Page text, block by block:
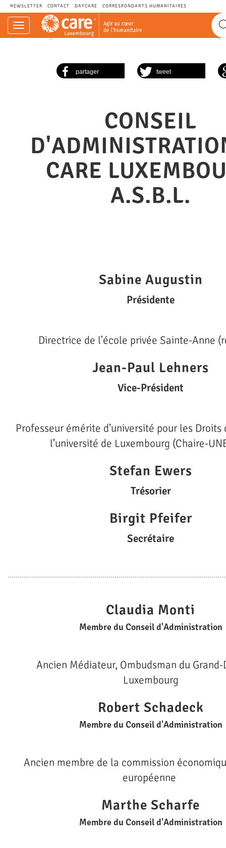
NEWSLETTER CONTACT DAYCARE CORRESPONDANTS HUMANITAIRES
Navigation
einblenden
CARE.LU - Agir au cœur de l’humanitaire. CARE
tweet
partager
CONSEIL
CARE
A.S.B.L.
Sabine Augustin
Présidente
Directrice de l'école privée Sainte-Anne
Jean-Paul Lehners
Vice-Président
Professeur émérite d’université pour les Droits
l’université de Luxembourg (Chaire-
Stefan Ewers
Trésorier
Birgit Pfeifer
Secrétaire
Claudia Monti
Membre du Conseil d'Administration
Ancien Médiateur, Ombudsman du Grand-
Luxembourg
Robert Schadeck
Membre du Conseil d'Administration
Ancien membre de la commission
européenne
Marthe Scharfe
Membre du Conseil d'Administration